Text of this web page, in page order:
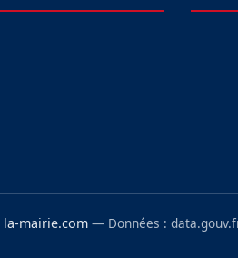
la-mairie.com — Données : data.gouv.fr,